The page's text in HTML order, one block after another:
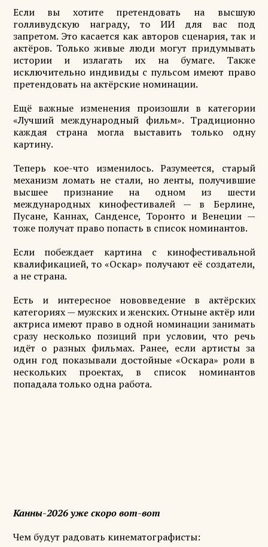
Если вы хотите претендовать на высшую
голливудскую награду, то ИИ для вас под
запретом. Это касается как авторов сценария, так и
актёров. Только живые люди могут придумывать
истории и излагать их на бумаге. Также
исключительно индивиды с пульсом имеют право
претендовать на актёрские номинации.
Ещё важные изменения произошли в категории
«Лучший международный фильм». Традиционно
каждая страна могла выставить только одну
картину.
Теперь кое-что изменилось. Разумеется, старый
механизм ломать не стали, но ленты, получившие
высшее признание на одном из шести
международных кинофестивалей — в Берлине,
Пусане, Каннах, Санденсе, Торонто и Венеции —
тоже получат право попасть в список номинантов.
Если побеждает картина с кинофестивальной
квалификацией, то «Оскар» получают её создатели,
а не страна.
Есть и интересное нововведение в актёрских
категориях — мужских и женских. Отныне актёр или
актриса имеют право в одной номинации занимать
сразу несколько позиций при условии, что речь
идёт о разных фильмах. Ранее, если артисты за
один год показывали достойные «Оскара» роли в
нескольких проектах, в список номинантов
попадала только одна работа.
Канны-2026 уже скоро вот-вот
Чем будут радовать кинематографисты: